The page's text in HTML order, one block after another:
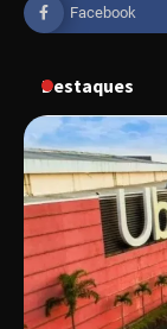
Facebook
Destaques